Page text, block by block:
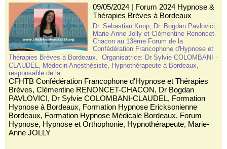
09/05/2024| Forum 2024 Hypnose &
Thérapies Brèves à Bordeaux
Dr. Sebastian Knop, Dr. Bogdan Pavlovici,
Marie-Anne Jolly et Clémentine Renoncet-
Chacon au 13ème Forum de la
Confédération Francophone d'Hypnose et
Thérapies Brèves à Bordeaux. Organisatrice: Dr Sylvie COLOMBANI -
CLAUDEL, Médecin Anesthésiste, Hypnothérapeute à Bordeaux,
responsable de la...
CFHTB Confédération Francophone d'Hypnose et Thérapies
Brèves, Clémentine RENONCET-CHACON, Dr Bogdan
PAVLOVICI, Dr Sylvie COLOMBANI-CLAUDEL, Formation
Hypnose à Bordeaux, Formation Hypnose Ericksonienne
Bordeaux, Formation Hypnose Médicale Bordeaux, Forum
Hypnose, Hypnose et Orthophonie, Hypnothérapeute, Marie-
Anne JOLLY